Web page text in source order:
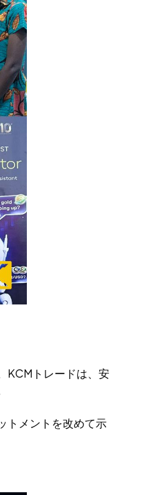
KCMトレードは、安
トメントを改めて示